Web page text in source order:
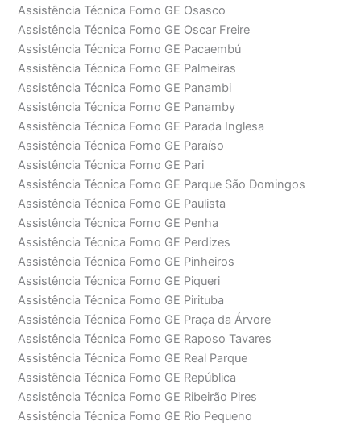
Assistência Técnica Forno GE Osasco
Assistência Técnica Forno GE Oscar Freire
Assistência Técnica Forno GE Pacaembú
Assistência Técnica Forno GE Palmeiras
Assistência Técnica Forno GE Panambi
Assistência Técnica Forno GE Panamby
Assistência Técnica Forno GE Parada Inglesa
Assistência Técnica Forno GE Paraíso
Assistência Técnica Forno GE Pari
Assistência Técnica Forno GE Parque São Domingos
Assistência Técnica Forno GE Paulista
Assistência Técnica Forno GE Penha
Assistência Técnica Forno GE Perdizes
Assistência Técnica Forno GE Pinheiros
Assistência Técnica Forno GE Piqueri
Assistência Técnica Forno GE Pirituba
Assistência Técnica Forno GE Praça da Árvore
Assistência Técnica Forno GE Raposo Tavares
Assistência Técnica Forno GE Real Parque
Assistência Técnica Forno GE República
Assistência Técnica Forno GE Ribeirão Pires
Assistência Técnica Forno GE Rio Pequeno